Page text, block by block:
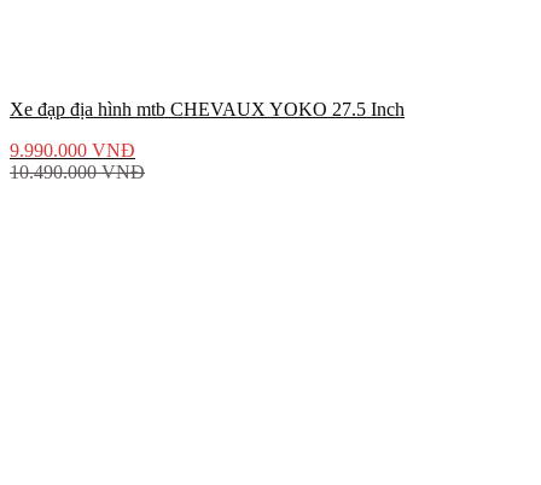
Xe đạp địa hình mtb CHEVAUX YOKO 27.5 Inch
9.990.000 VNĐ
10.490.000VNĐ